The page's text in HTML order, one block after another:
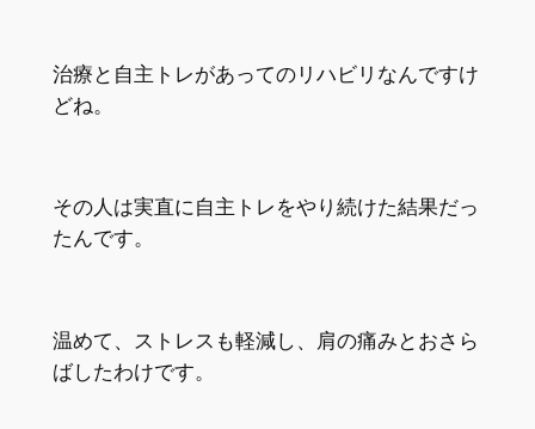
治療と自主トレがあってのリハビリなんですけ
どね。
その人は実直に自主トレをやり続けた結果だっ
たんです。
温めて、ストレスも軽減し、肩の痛みとおさら
ばしたわけです。